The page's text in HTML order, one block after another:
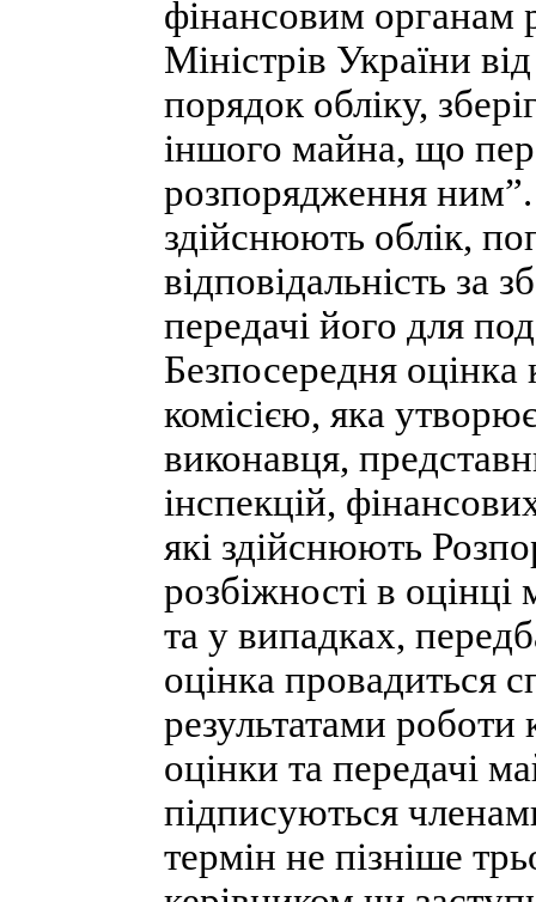
фінансовим органам
Міністрів України
порядок обліку,
іншого майна, що
розпорядження
здійснюють облік,
відповідальність за
передачі його для
Безпосередня
комісією, яка
виконавця,
інспекцій,
які здійснюють
розбіжності в
та у випадках,
оцінка провадиться
результатами роботи
оцінки та передачі
підписуються
термін не пізніше